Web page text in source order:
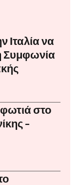
Ιταλία να
Συμφωνία
στο
–